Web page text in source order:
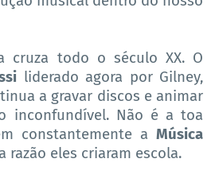
cruza todo o século XX. O
liderado agora por Gilney,
a gravar discos e animar
inconfundível. Não é a toa
constantemente a Música
razão eles criaram escola.